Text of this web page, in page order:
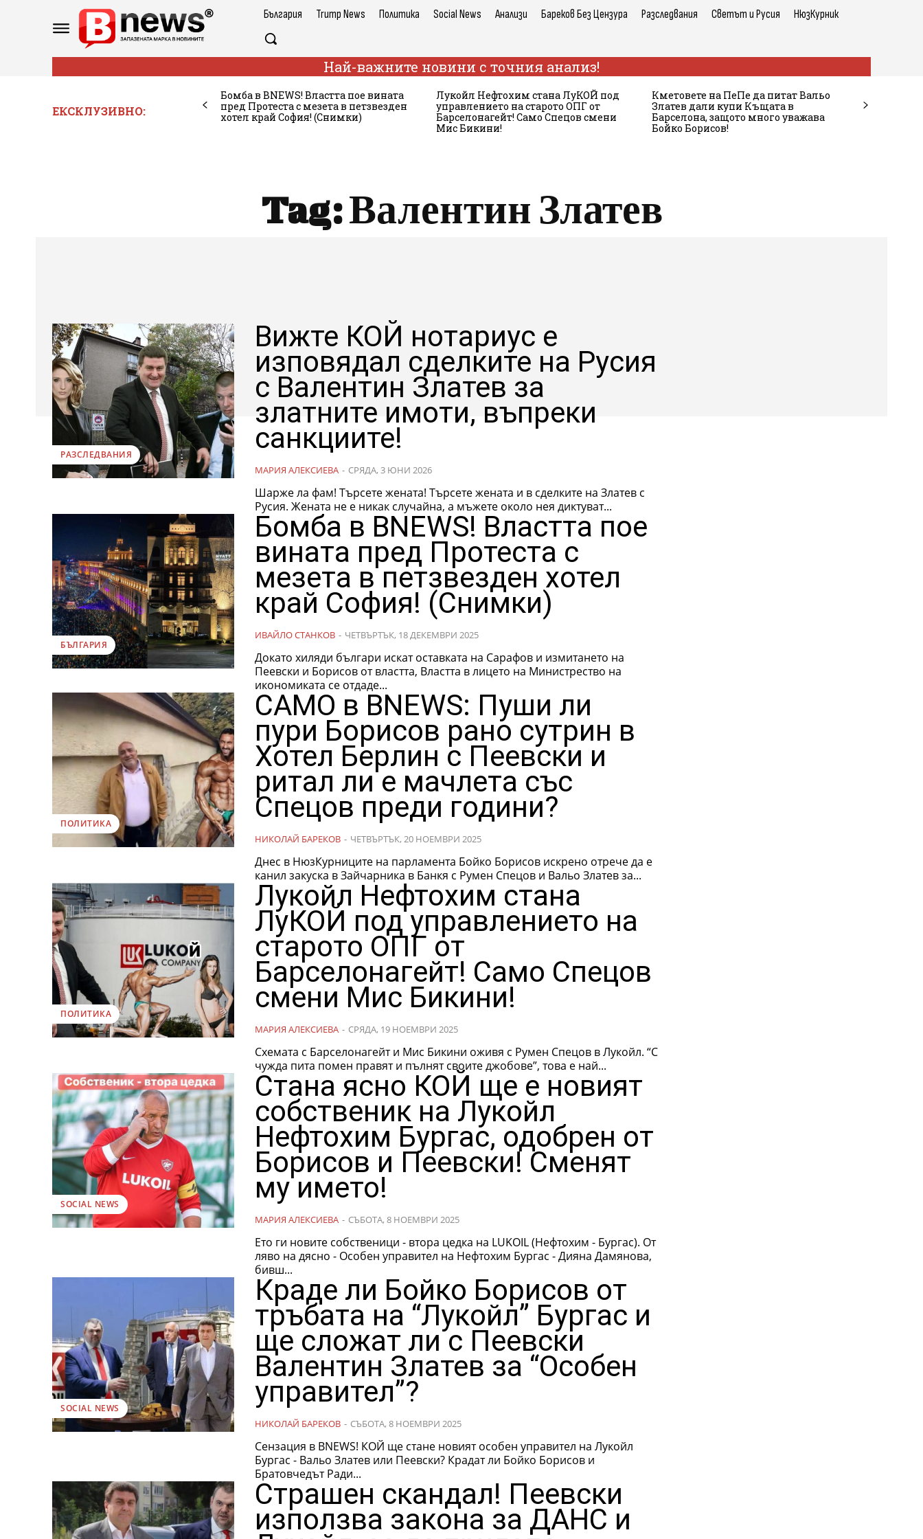
България Trump News Политика Social News Анализи Бареков Без Цензура Разследвания Светът и Русия НюзКурник
Най-важните новини с точния анализ!
ЕКСКЛУЗИВНО:
Бомба в BNEWS! Властта пое вината
пред Протеста с мезета в петзвезден
хотел край София! (Снимки)
Лукойл Нефтохим стана ЛуКОЙ под
управлението на старото ОПГ от
Барселонагейт! Само Спецов смени
Мис Бикини!
Кметовете на ПеПе да питат Вальо
Златев дали купи Къщата в
Барселона, защото много уважава
Бойко Борисов!
Tag:Валентин Златев
РАЗСЛЕДВАНИЯ
Вижте КОЙ нотариус е
изповядал сделките на Русия
с Валентин Златев за
златните имоти, въпреки
санкциите!
МАРИЯ АЛЕКСИЕВА - СРЯДА, 3 ЮНИ 2026
Шарже ла фам! Търсете жената! Търсете жената и в сделките на Златев с
Русия. Жената не е никак случайна, а мъжете около нея диктуват...
БЪЛГАРИЯ
Бомба в BNEWS! Властта пое
вината пред Протеста с
мезета в петзвезден хотел
край София! (Снимки)
ИВАЙЛО СТАНКОВ - ЧЕТВЪРТЪК, 18 ДЕКЕМВРИ 2025
Докато хиляди българи искат оставката на Сарафов и измитането на
Пеевски и Борисов от властта, Властта в лицето на Министрество на
икономиката се отдаде...
ПОЛИТИКА
САМО в BNEWS: Пуши ли
пури Борисов рано сутрин в
Хотел Берлин с Пеевски и
ритал ли е мачлета със
Спецов преди години?
НИКОЛАЙ БАРЕКОВ - ЧЕТВЪРТЪК, 20 НОЕМВРИ 2025
Днес в НюзКурниците на парламента Бойко Борисов искрено отрече да е
канил закуска в Зайчарника в Банкя с Румен Спецов и Вальо Златев за...
ПОЛИТИКА
Лукойл Нефтохим стана
ЛуКОЙ под управлението на
старото ОПГ от
Барселонагейт! Само Спецов
смени Мис Бикини!
МАРИЯ АЛЕКСИЕВА - СРЯДА, 19 НОЕМВРИ 2025
Схемата с Барселонагейт и Мис Бикини оживя с Румен Спецов в Лукойл. “С
чужда пита помен правят и пълнят своите джобове”, това е най...
SOCIAL NEWS
Стана ясно КОЙ ще е новият
собственик на Лукойл
Нефтохим Бургас, одобрен от
Борисов и Пеевски! Сменят
му името!
МАРИЯ АЛЕКСИЕВА - СЪБОТА, 8 НОЕМВРИ 2025
Ето ги новите собственици - втора цедка на LUKOIL (Нефтохим - Бургас). От
ляво на дясно - Особен управител на Нефтохим Бургас - Дияна Дамянова,
бивш...
SOCIAL NEWS
Краде ли Бойко Борисов от
тръбата на “Лукойл” Бургас и
ще сложат ли с Пеевски
Валентин Златев за “Особен
управител”?
НИКОЛАЙ БАРЕКОВ - СЪБОТА, 8 НОЕМВРИ 2025
Сензация в BNEWS! КОЙ ще стане новият особен управител на Лукойл
Бургас - Вальо Златев или Пеевски? Крадат ли Бойко Борисов и
Братовчедът Ради...
Страшен скандал! Пеевски
използва закона за ДАНС и